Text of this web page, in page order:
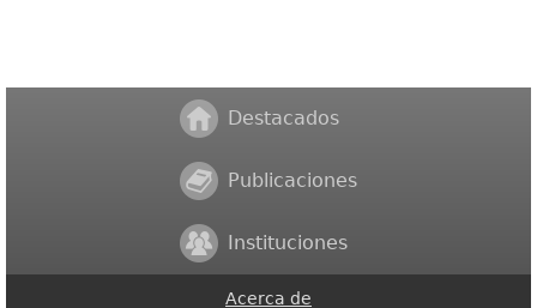
Destacados
Publicaciones
Instituciones
Acerca de